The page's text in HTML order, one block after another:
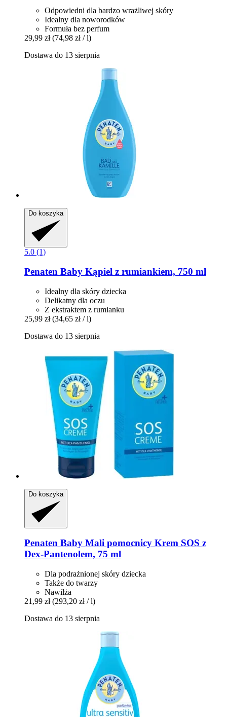
Odpowiedni dla bardzo wrażliwej skóry
Idealny dla noworodków
Formuła bez perfum
29,99 zł (74,98 zł / l)
Dostawa do 13 sierpnia
Do koszyka
5.0 (1)
Penaten Baby Kąpiel z rumiankiem, 750 ml
Idealny dla skóry dziecka
Delikatny dla oczu
Z ekstraktem z rumianku
25,99 zł (34,65 zł / l)
Dostawa do 13 sierpnia
Do koszyka
Penaten Baby Mali pomocnicy Krem SOS z
Dex-​Pantenolem, 75 ml
Dla podrażnionej skóry dziecka
Także do twarzy
Nawilża
21,99 zł (293,20 zł / l)
Dostawa do 13 sierpnia